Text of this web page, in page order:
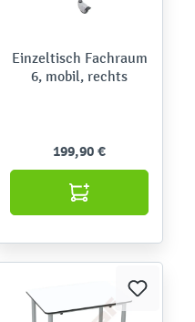
Einzeltisch Fachraum
6, mobil, rechts
199,90 €